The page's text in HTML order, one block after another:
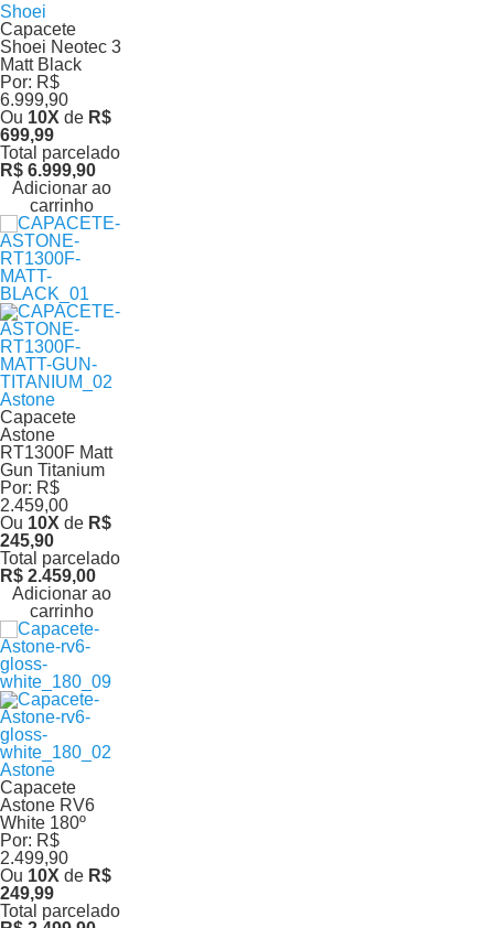
Shoei
Capacete
Shoei Neotec 3
Matt Black
Por: R$
6.999,90
Ou 10X de R$
699,99
Total parcelado
R$ 6.999,90
Adicionar ao
carrinho
Astone
Capacete
Astone
RT1300F Matt
Gun Titanium
Por: R$
2.459,00
Ou 10X de R$
245,90
Total parcelado
R$ 2.459,00
Adicionar ao
carrinho
Astone
Capacete
Astone RV6
White 180º
Por: R$
2.499,90
Ou 10X de R$
249,99
Total parcelado